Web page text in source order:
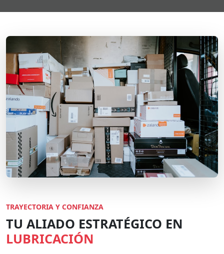
TRAYECTORIA Y CONFIANZA
TU ALIADO ESTRATÉGICO EN
LUBRICACIÓN